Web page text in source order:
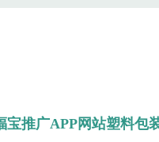
推广APP网站塑料包装